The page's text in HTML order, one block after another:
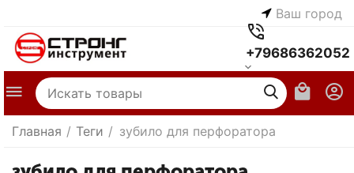
Ваш город
+79686362052
Главная / Теги / зубило для перфоратора